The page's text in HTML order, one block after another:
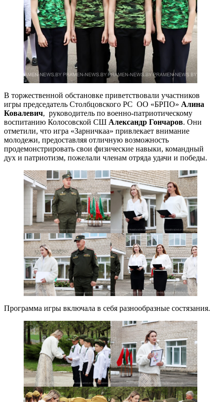
В торжественной обстановке приветствовали участников
игры председатель Столбцовского РС ОО «БРПО» Алина
Ковалевич, руководитель по военно-патриотическому
воспитанию Колосовской СШ Александр Гончаров. Они
отметили, что игра «Зарничкаа» привлекает внимание
молодежи, предоставляя отличную возможность
продемонстрировать свои физические навыки, командный
дух и патриотизм, пожелали членам отряда удачи и победы.
Программа игры включала в себя разнообразные состязания.